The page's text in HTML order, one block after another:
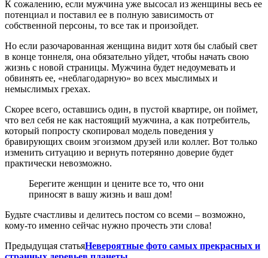
К сожалению, если мужчина уже высосал из женщины весь ее
потенциал и поставил ее в полную зависимость от
собственной персоны, то все так и произойдет.
Но если разочарованная женщина видит хотя бы слабый свет
в конце тоннеля, она обязательно уйдет, чтобы начать свою
жизнь с новой страницы. Мужчина будет недоумевать и
обвинять ее, «неблагодарную» во всех мыслимых и
немыслимых грехах.
Скорее всего, оставшись один, в пустой квартире, он поймет,
что вел себя не как настоящий мужчина, а как потребитель,
который попросту скопировал модель поведения у
бравирующих своим эгоизмом друзей или коллег. Вот только
изменить ситуацию и вернуть потерянно доверие будет
практически невозможно.
Берегите женщин и цените все то, что они
приносят в вашу жизнь и ваш дом!
Будьте счастливы и делитесь постом со всеми – возможно,
кому-то именно сейчас нужно прочесть эти слова!
Предыдущая статьяНевероятные фото самых прекрасных и